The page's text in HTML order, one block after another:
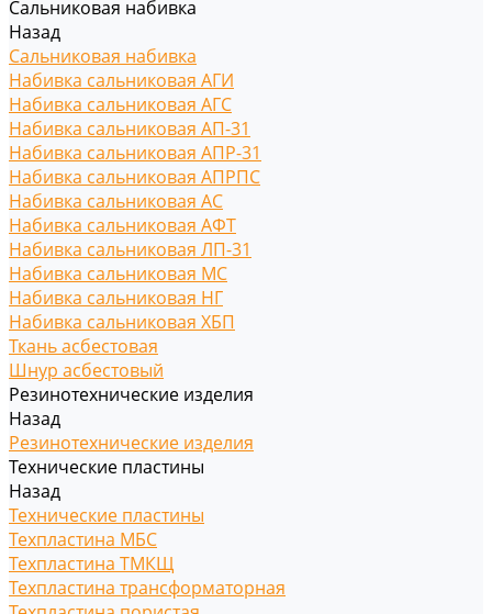
Сальниковая набивка
Назад
Сальниковая набивка
Набивка сальниковая АГИ
Набивка сальниковая АГС
Набивка сальниковая АП-31
Набивка сальниковая АПР-31
Набивка сальниковая АПРПС
Набивка сальниковая АС
Набивка сальниковая АФТ
Набивка сальниковая ЛП-31
Набивка сальниковая МС
Набивка сальниковая НГ
Набивка сальниковая ХБП
Ткань асбестовая
Шнур асбестовый
Резинотехнические изделия
Назад
Резинотехнические изделия
Технические пластины
Назад
Технические пластины
Техпластина МБС
Техпластина ТМКЩ
Техпластина трансформаторная